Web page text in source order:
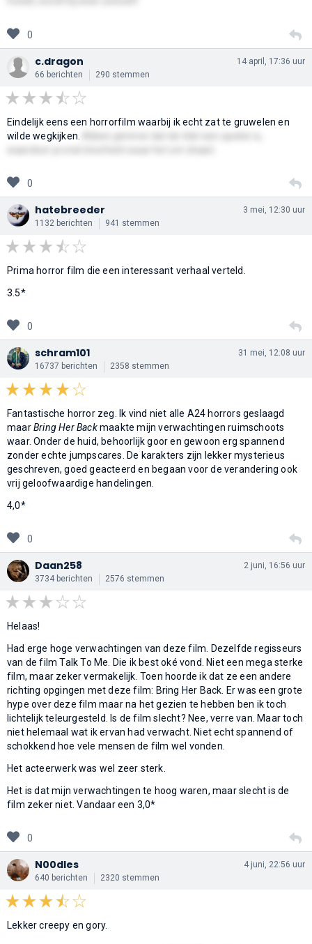
0
c.dragon
66 berichten 290 stemmen
14 april, 17:36 uur
Eindelijk eens een horrorfilm waarbij ik echt zat te gruwelen en
wilde wegkijken.
0
hatebreeder
1132 berichten 941 stemmen
3 mei, 12:30 uur
Prima horror film die een interessant verhaal verteld.
3.5*
0
schram101
16737 berichten 2358 stemmen
31 mei, 12:08 uur
Fantastische horror zeg. Ik vind niet alle A24 horrors geslaagd
maarBring Her Backmaakte mijn verwachtingen ruimschoots
waar. Onder de huid, behoorlijk goor en gewoon erg spannend
zonder echte jumpscares. De karakters zijn lekker mysterieus
geschreven, goed geacteerd en begaan voor de verandering ook
vrij geloofwaardige handelingen.
4,0*
0
Daan258
3734 berichten 2576 stemmen
2 juni, 16:56 uur
Helaas!
Had erge hoge verwachtingen van deze film. Dezelfde regisseurs
van de film Talk To Me. Die ik best oké vond. Niet een mega sterke
film, maar zeker vermakelijk. Toen hoorde ik dat ze een andere
richting opgingen met deze film: Bring Her Back. Er was een grote
hype over deze film maar na het gezien te hebben ben ik toch
lichtelijk teleurgesteld. Is de film slecht? Nee, verre van. Maar toch
niet helemaal wat ik ervan had verwacht. Niet echt spannend of
schokkend hoe vele mensen de film wel vonden.
Het acteerwerk was wel zeer sterk.
Het is dat mijn verwachtingen te hoog waren, maar slecht is de
film zeker niet. Vandaar een 3,0*
0
N00dles
640 berichten 2320 stemmen
4 juni, 22:56 uur
Lekker creepy en gory.